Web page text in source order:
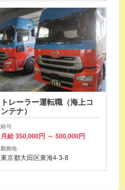
トレーラー運転職（海上コ
ンテナ）
給与
月給 350,000円 ～ 500,000円
勤務地
東京都大田区東海4-3-8